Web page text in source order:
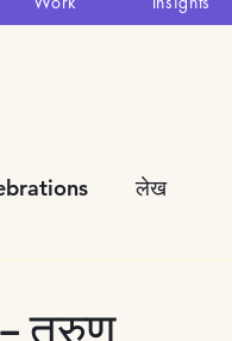
लेख
तरुण